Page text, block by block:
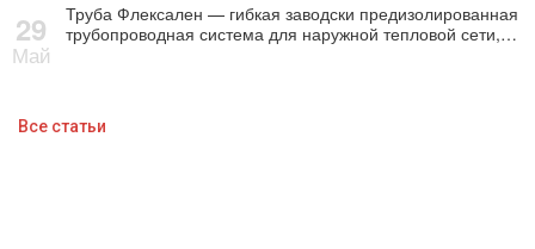
29
Май
Труба Флексален — гибкая заводски предизолированная
трубопроводная система для наружной тепловой сети,…
Все статьи